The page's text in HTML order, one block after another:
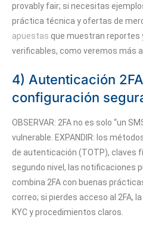
provably fair; si necesitas
práctica técnica y ofertas de
apuestas que muestran
verificables, como veremos más
4) Autenticación
configuración
OBSERVAR: 2FA no es solo “un
vulnerable. EXPANDIR: los
de autenticación (TOTP), claves
segundo nivel, las notificaciones
combina 2FA con buenas
correo; si pierdes acceso al 2FA,
KYC y procedimientos claros.